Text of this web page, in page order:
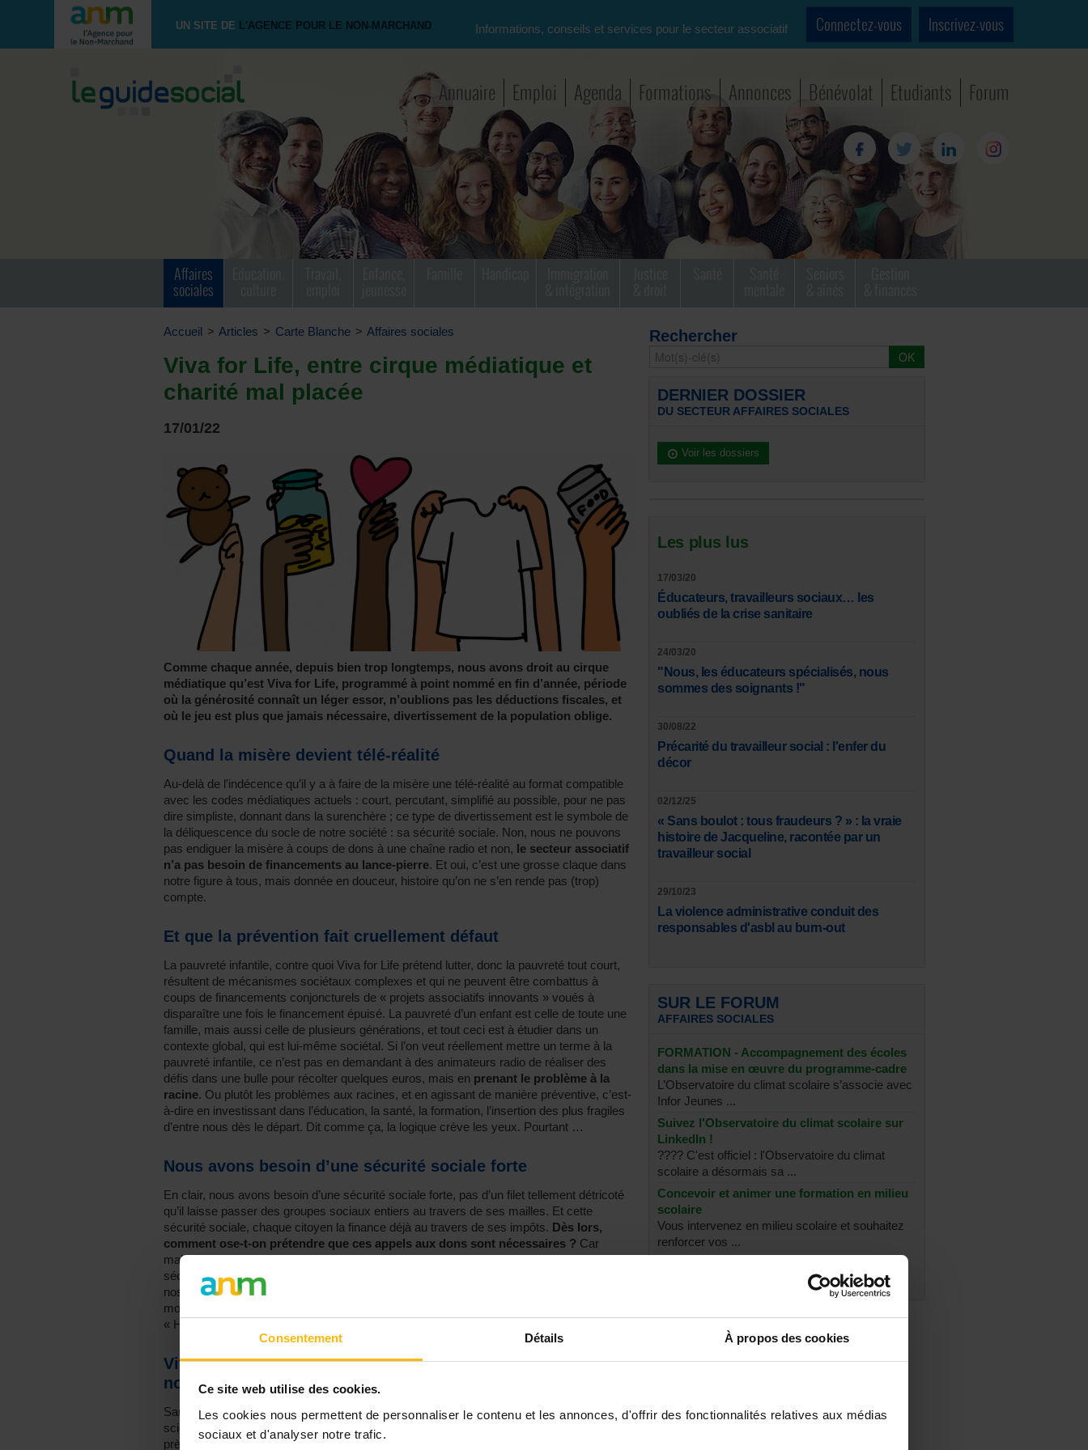
Consentement Détails À propos des cookies
Ce site web utilise des cookies.
Les cookies nous permettent de personnaliser le contenu et les annonces, d'offrir des fonctionnalités relatives aux médias
sociaux et d'analyser notre trafic.
UN SITE DE L'AGENCE POUR LE NON-MARCHAND Informations, conseils et services pour le secteur associatif Connectez-vous Inscrivez-vous
Annuaire Emploi Agenda Formations Annonces Bénévolat Etudiants Forum
Affaires
sociales
Accueil > Articles > Carte Blanche > Affaires sociales
Viva for Life, entre cirque médiatique et
charité mal placée
17/01/22
Comme chaque année, depuis bien trop longtemps, nous avons droit au cirque
médiatique qu’est Viva for Life, programmé à point nommé en fin d’année, période
où la générosité connaît un léger essor, n’oublions pas les déductions fiscales, et
où le jeu est plus que jamais nécessaire, divertissement de la population oblige.
Quand la misère devient télé-réalité
Au-delà de l’indécence qu’il y a à faire de la misère une télé-réalité au format compatible
avec les codes médiatiques actuels : court, percutant, simplifié au possible, pour ne pas
dire simpliste, donnant dans la surenchère ; ce type de divertissement est le symbole de
la déliquescence du socle de notre société : sa sécurité sociale. Non, nous ne pouvons
pas endiguer la misère à coups de dons à une chaîne radio et non, le secteur associatif
n’a pas besoin de financements au lance-pierre. Et oui, c’est une grosse claque dans
notre figure à tous, mais donnée en douceur, histoire qu’on ne s’en rende pas (trop)
compte.
Et que la prévention fait cruellement défaut
La pauvreté infantile, contre quoi Viva for Life prétend lutter, donc la pauvreté tout court,
résultent de mécanismes sociétaux complexes et qui ne peuvent être combattus à
coups de financements conjoncturels de « projets associatifs innovants » voués à
disparaître une fois le financement épuisé. La pauvreté d’un enfant est celle de toute une
famille, mais aussi celle de plusieurs générations, et tout ceci est à étudier dans un
contexte global, qui est lui-même sociétal. Si l’on veut réellement mettre un terme à la
pauvreté infantile, ce n’est pas en demandant à des animateurs radio de réaliser des
défis dans une bulle pour récolter quelques euros, mais en prenant le problème à la
racine. Ou plutôt les problèmes aux racines, et en agissant de manière préventive, c’est-
à-dire en investissant dans l’éducation, la santé, la formation, l’insertion des plus fragiles
d’entre nous dès le départ. Dit comme ça, la logique crève les yeux. Pourtant …
Nous avons besoin d’une sécurité sociale forte
En clair, nous avons besoin d’une sécurité sociale forte, pas d’un filet tellement détricoté
qu’il laisse passer des groupes sociaux entiers au travers de ses mailles. Et cette
sécurité sociale, chaque citoyen la finance déjà au travers de ses impôts. Dès lors,
comment ose-t-on prétendre que ces appels aux dons sont nécessaires ? Car
malheureusement, plus ils existent, plus ils deviennent nécessaires … Parce que notre
sécurité sociale est tellement vidée de sa substance qu’elle ne joue plus son rôle, que
nos impôts ne servent plus à financer cette solidarité globale qui est le socle de notre
modèle sociétal et que, petit à petit, l’idée qu’il est normal de vivre dans un monde à la
« Hunger Games » fait son chemin.
Vivre dans un monde à la « Hunger Games » n’est pas
normal
Sauf que ce n’est pas normal. Tout comme il n’est pas normal que la recherche
scientifique soit financée par le Télévie ou que l’aide alimentaire soit nécessaire pour que
près de 10% de la population belge mange, au moins un jour sur deux, un repas complet
Rechercher
DERNIER DOSSIER
DU SECTEUR AFFAIRES SOCIALES
Voir les dossiers
Les plus lus
17/03/20
Éducateurs, travailleurs sociaux… les
oubliés de la crise sanitaire
24/03/20
"Nous, les éducateurs spécialisés, nous
sommes des soignants !"
30/08/22
Précarité du travailleur social : l'enfer du
décor
02/12/25
« Sans boulot : tous fraudeurs ? » : la vraie
histoire de Jacqueline, racontée par un
travailleur social
29/10/23
La violence administrative conduit des
responsables d'asbl au burn-out
SUR LE FORUM
AFFAIRES SOCIALES
FORMATION - Accompagnement des écoles
dans la mise en œuvre du programme-cadre
L’Observatoire du climat scolaire s’associe avec
Infor Jeunes ...
Suivez l'Observatoire du climat scolaire sur
LinkedIn !
???? C'est officiel : l'Observatoire du climat
scolaire a désormais sa ...
Concevoir et animer une formation en milieu
scolaire
Vous intervenez en milieu scolaire et souhaitez
renforcer vos ...